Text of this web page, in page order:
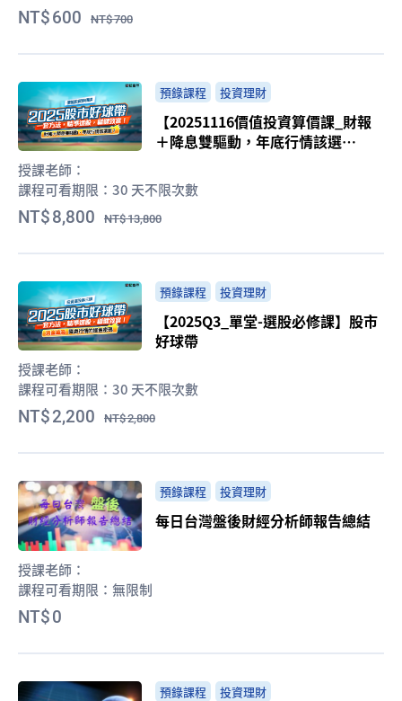
600 700
預錄課程 投資理財
【20251116價值投資算價課_財報
＋降息雙驅動，年底行情該選
授課老師：
課程可看期限： 30 天不限次數
8,800 13,800
預錄課程 投資理財
【2025Q3_單堂-選股必修課】股市
好球帶
授課老師：
課程可看期限： 30 天不限次數
2,200 2,800
預錄課程 投資理財
每日台灣盤後財經分析師報告總結
授課老師：
課程可看期限： 無限制
0
預錄課程 投資理財